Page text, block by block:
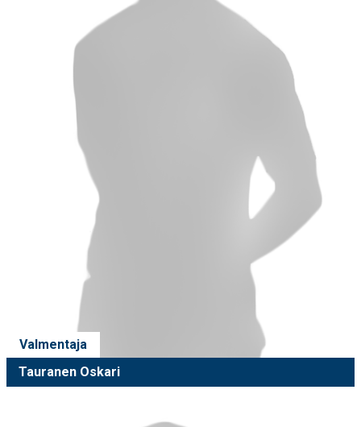
Valmentaja
Tauranen Oskari